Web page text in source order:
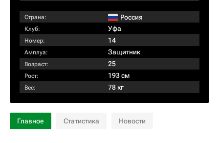
Страна: Россия
Клуб: Уфа
Номер: 14
Амплуа: Защитник
Возраст: 25
Рост: 193 см
Вес: 78 кг
Главное Статистика Новости